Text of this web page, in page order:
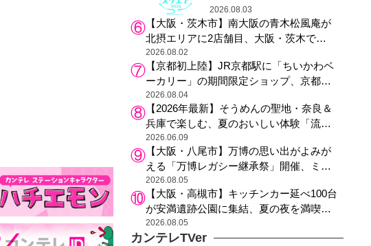
然氷まで人気店が集結、高
槻阪急スクエアで「かき
氷」祭り
2026.08.03
【大阪・茨木市】南大阪の青木松風庵が
北摂エリアに2店舗目、大阪・茨木で
も“焼きたて”の月化粧が食べられる
2026.08.02
【京都初上陸】JR京都駅に「ちいかわベ
ーカリー」の期間限定ショップ、京都の
銘菓“おたべ”との限定コラボも
2026.08.04
【2026年最新】そうめんの聖地・奈良＆
兵庫で楽しむ、夏のおいしい体験「流し
そうめん体験」おすすめ3選
2026.06.09
【大阪・八尾市】万博の思い出がよみが
える「万博レガシー継承祭」開催、ミャ
クミャク登場、大屋根リング木材展示も
2026.08.05
【大阪・高槻市】キッチンカー延べ100台
が安満遺跡公園に集結、夏の夜を満喫す
る4日間のグルメイベント
2026.08.05
カンテレTVer